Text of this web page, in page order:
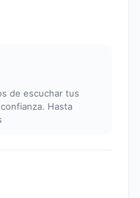
de escuchar tus
Hasta